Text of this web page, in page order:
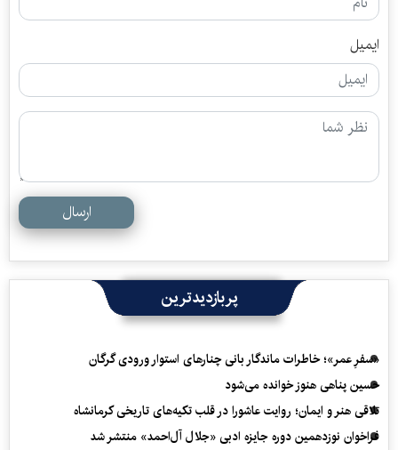
ایمیل
ارسال
پربازدیدترین
«سفرِ عمر»؛ خاطرات ماندگار بانی چنارهای استوار ورودی گرگان
حسین پناهی هنوز خوانده می‌شود
تلاقی هنر و ایمان؛ روایت عاشورا در قلب تکیه‌های تاریخی کرمانشاه
فراخوان نوزدهمین دوره جایزه ادبی «جلال آل‌احمد» منتشر شد